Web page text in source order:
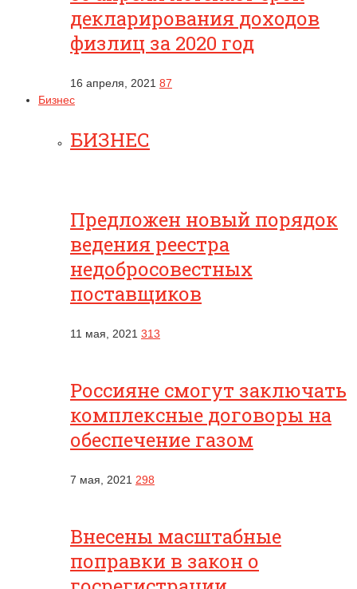
декларирования доходов
физлиц за 2020 год
16 апреля, 2021 87
Бизнес
БИЗНЕС
Предложен новый порядок
ведения реестра
недобросовестных
поставщиков
11 мая, 2021 313
Россияне смогут заключать
комплексные договоры на
обеспечение газом
7 мая, 2021 298
Внесены масштабные
поправки в закон о